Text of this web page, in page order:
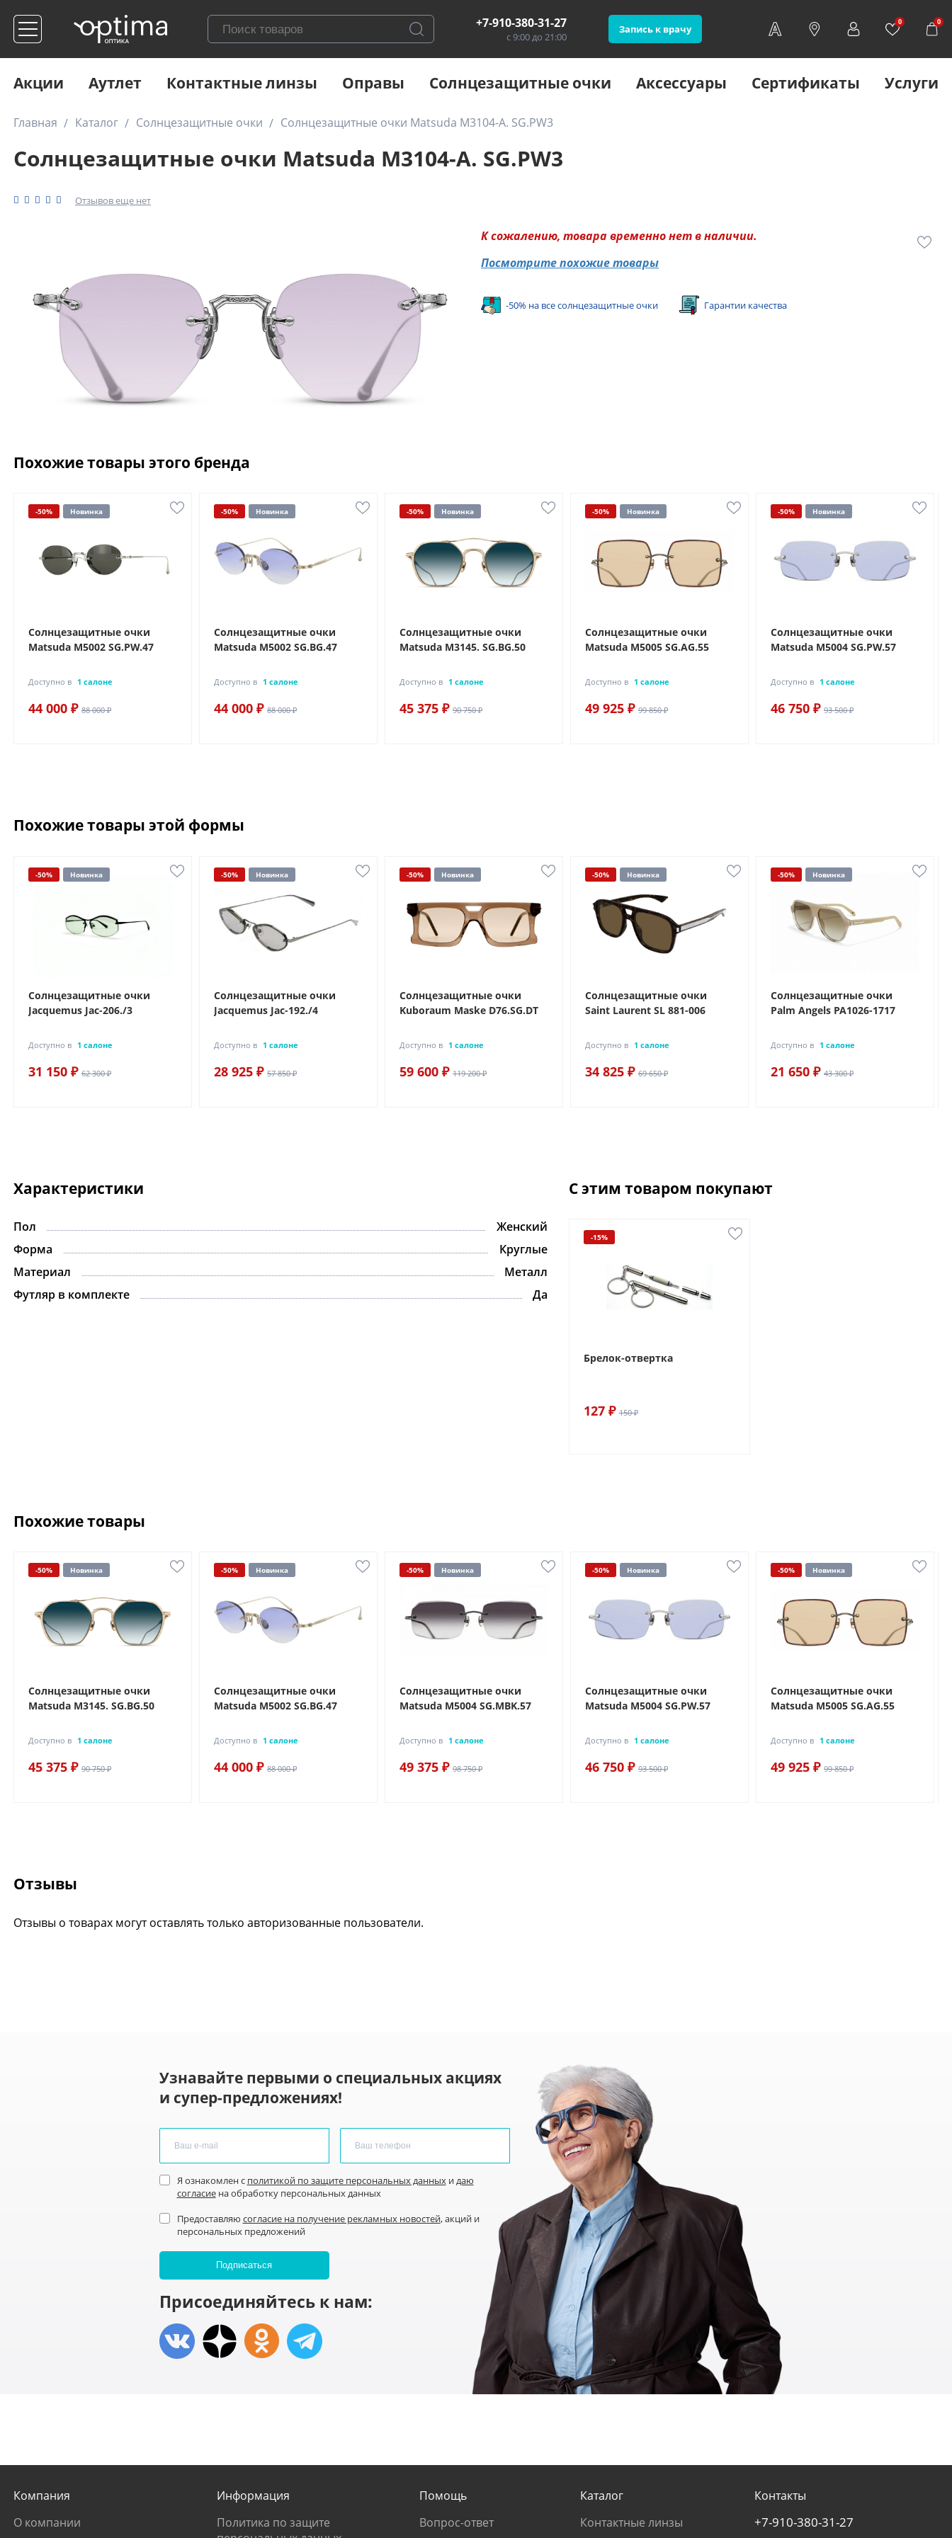
+7-910-380-31-27
с 9:00 до 21:00
Запись к врачу
0 0
Акции Аутлет Контактные линзы Оправы Солнцезащитные очки Аксессуары Сертификаты Услуги
Главная Каталог Солнцезащитные очки Солнцезащитные очки Matsuda M3104-A. SG.PW3
Солнцезащитные очки Matsuda M3104-A. SG.PW3
Отзывов еще нет
К сожалению, товара временно нет в наличии.
Посмотрите похожие товары
-50% на все солнцезащитные очки Гарантии качества
Похожие товары этого бренда
-50% Новинка
Солнцезащитные очки
Matsuda M5002 SG.PW.47
Доступно в 1 салоне
44 000 ₽ 88 000 ₽
-50% Новинка
Солнцезащитные очки
Matsuda M5002 SG.BG.47
Доступно в 1 салоне
44 000 ₽ 88 000 ₽
-50% Новинка
Солнцезащитные очки
Matsuda M3145. SG.BG.50
Доступно в 1 салоне
45 375 ₽ 90 750 ₽
-50% Новинка
Солнцезащитные очки
Matsuda M5005 SG.AG.55
Доступно в 1 салоне
49 925 ₽ 99 850 ₽
-50% Новинка
Солнцезащитные очки
Matsuda M5004 SG.PW.57
Доступно в 1 салоне
46 750 ₽ 93 500 ₽
Похожие товары этой формы
-50% Новинка
Солнцезащитные очки
Jacquemus Jac-206./3
Доступно в 1 салоне
31 150 ₽ 62 300 ₽
-50% Новинка
Солнцезащитные очки
Jacquemus Jac-192./4
Доступно в 1 салоне
28 925 ₽ 57 850 ₽
-50% Новинка
Солнцезащитные очки
Kuboraum Maske D76.SG.DT
Доступно в 1 салоне
59 600 ₽ 119 200 ₽
-50% Новинка
Солнцезащитные очки
Saint Laurent SL 881-006
Доступно в 1 салоне
34 825 ₽ 69 650 ₽
-50% Новинка
Солнцезащитные очки
Palm Angels PA1026-1717
Доступно в 1 салоне
21 650 ₽ 43 300 ₽
Характеристики
Пол
Женский
Форма
Круглые
Материал
Металл
Футляр в комплекте
Да
С этим товаром покупают
-15%
Брелок-отвертка
127 ₽ 150 ₽
Похожие товары
-50% Новинка
Солнцезащитные очки
Matsuda M3145. SG.BG.50
Доступно в 1 салоне
45 375 ₽ 90 750 ₽
-50% Новинка
Солнцезащитные очки
Matsuda M5002 SG.BG.47
Доступно в 1 салоне
44 000 ₽ 88 000 ₽
-50% Новинка
Солнцезащитные очки
Matsuda M5004 SG.MBK.57
Доступно в 1 салоне
49 375 ₽ 98 750 ₽
-50% Новинка
Солнцезащитные очки
Matsuda M5004 SG.PW.57
Доступно в 1 салоне
46 750 ₽ 93 500 ₽
-50% Новинка
Солнцезащитные очки
Matsuda M5005 SG.AG.55
Доступно в 1 салоне
49 925 ₽ 99 850 ₽
Отзывы
Отзывы о товарах могут оставлять только авторизованные пользователи.
Узнавайте первыми о специальных акциях
и супер-предложениях!
Я ознакомлен с политикой по защите персональных данныхидаю
согласиена обработку персональных данных
Предоставляю согласие на получение рекламных новостей, акций и
персональных предложений
Присоединяйтесь к нам:
Компания
О компании
Информация
Политика по защите
Помощь
Вопрос-ответ
Каталог
Контактные линзы
Контакты
+7-910-380-31-27